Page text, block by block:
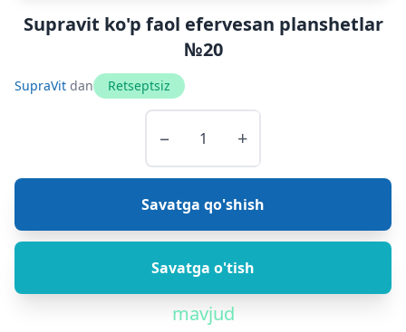
Supravit ko'p faol efervesan planshetlar
№20
SupraVit dan Retseptsiz
− +
Savatga qo'shish
Savatga o'tish
mavjud